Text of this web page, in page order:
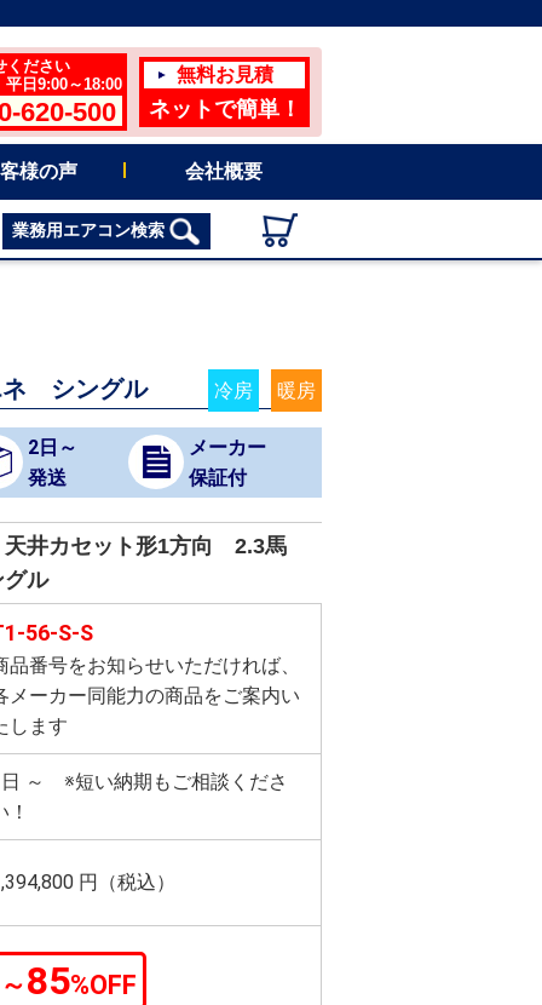
ください
日9:00～18:00
620-500
無料お見積
ネットで簡単！
様の声 会社概要
業務用エアコン検索
冷房 暖房
シングル
2日～
発送
メーカー
保証付
井カセット形1方向 2.3馬
ル
56-S-S
品番号をお知らせいただければ、
メーカー同能力の商品をご案内い
します
～ ※短い納期もご相談くださ
！
円（税込）
～85%OFF